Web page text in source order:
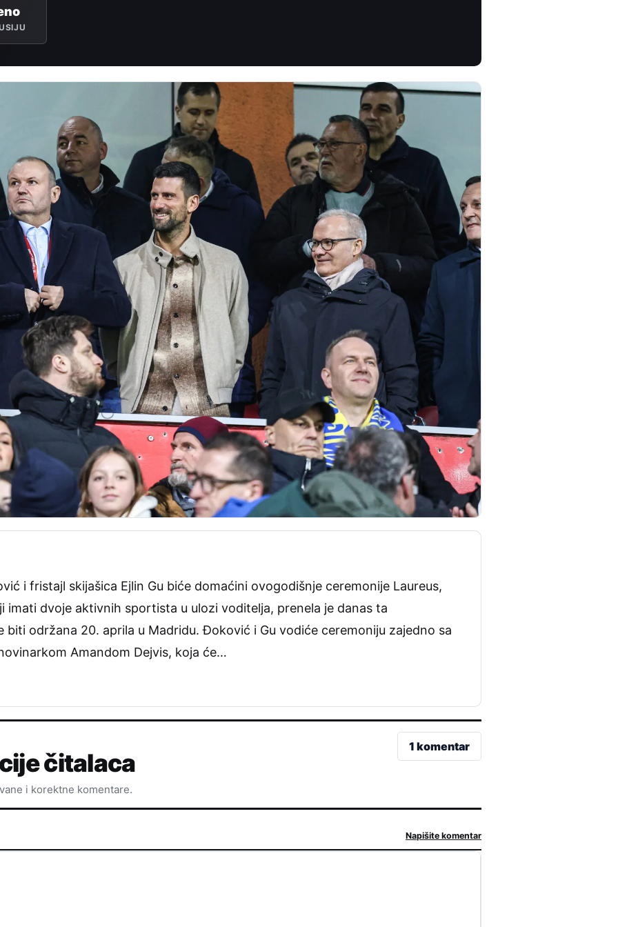
i fristajl skijašica Ejlin Gu biće domaćini ovogodišnje ceremonije Laureus,
imati dvoje aktivnih sportista u ulozi voditelja, prenela je danas ta
biti održana 20. aprila u Madridu. Đoković i Gu vodiće ceremoniju zajedno sa
Amandom Dejvis, koja će…
čitalaca
i korektne komentare.
1 komentar
Napišite komentar